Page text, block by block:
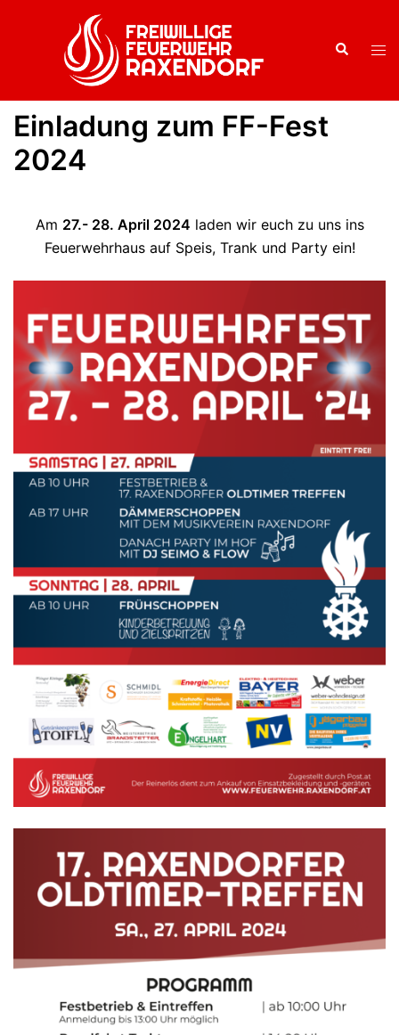
Suche
Einladung zum FF-Fest
2024
Am 27.- 28. April 2024 laden wir euch zu uns ins
Feuerwehrhaus auf Speis, Trank und Party ein!